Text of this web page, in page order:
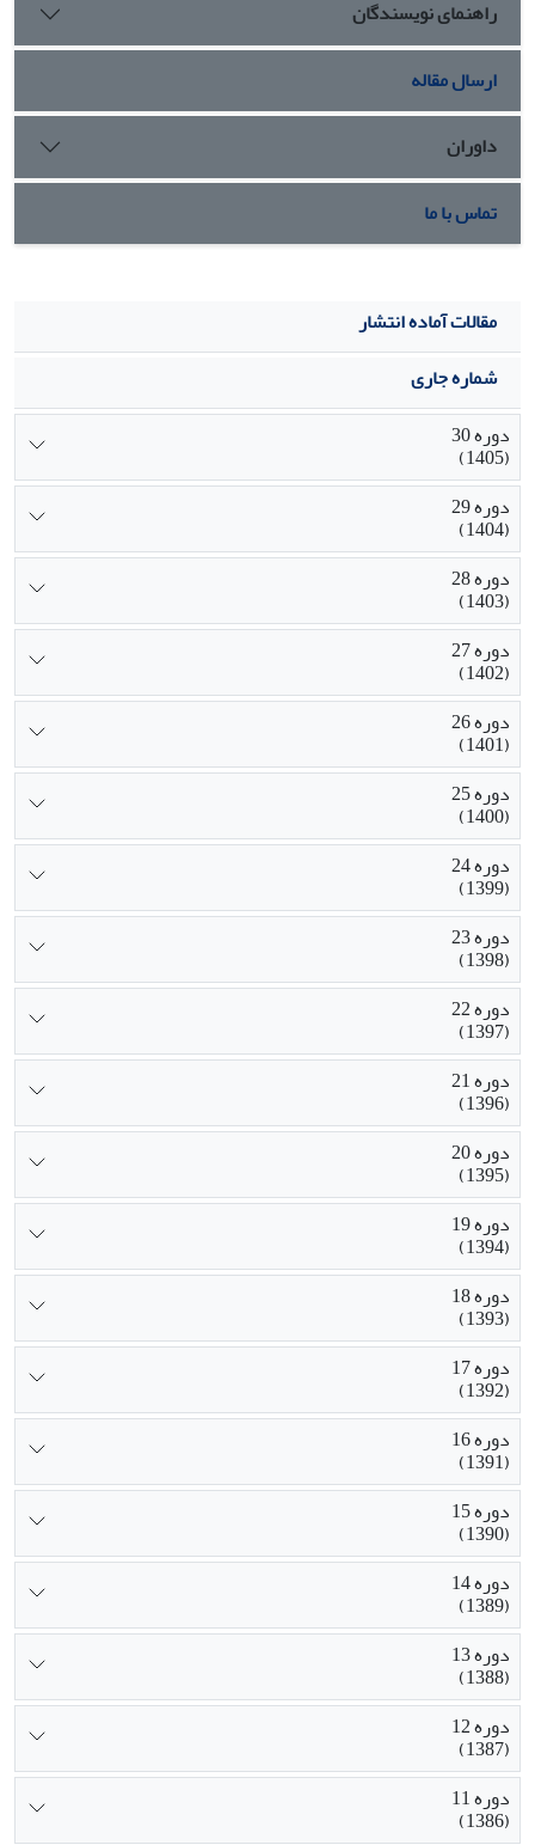
راهنمای نویسندگان
ارسال مقاله
داوران
تماس با ما
مقالات آماده انتشار
شماره جاری
دوره 30
(1405)
دوره 29
(1404)
دوره 28
(1403)
دوره 27
(1402)
دوره 26
(1401)
دوره 25
(1400)
دوره 24
(1399)
دوره 23
(1398)
دوره 22
(1397)
دوره 21
(1396)
دوره 20
(1395)
دوره 19
(1394)
دوره 18
(1393)
دوره 17
(1392)
دوره 16
(1391)
دوره 15
(1390)
دوره 14
(1389)
دوره 13
(1388)
دوره 12
(1387)
دوره 11
(1386)